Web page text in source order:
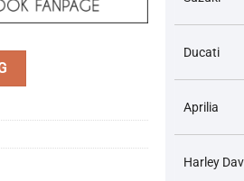
REVO 1999-2013 và các dòng xe
Ducati
Aprilia
Harley